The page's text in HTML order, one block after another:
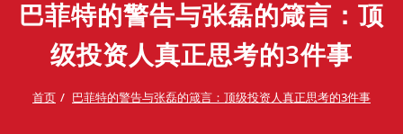
巴菲特的警告与张磊的箴言：顶
级投资人真正思考的3件事
首页 巴菲特的警告与张磊的箴言：顶级投资人真正思考的3件事